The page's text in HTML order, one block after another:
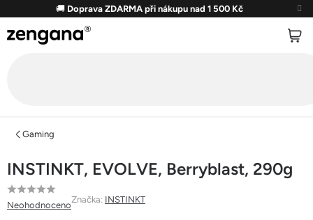
obsah
🚚 Doprava ZDARMA při nákupu nad 1 500 Kč
Gaming
INSTINKT, EVOLVE, Berryblast, 290g
Průměrné
hodnocení
Neohodnoceno
Značka: INSTINKT